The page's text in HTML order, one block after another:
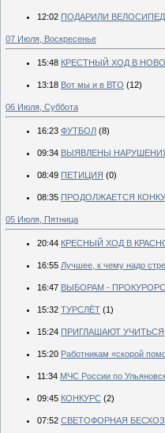
12:02 ПОДАРИЛИ ВЕЛОСИПЕД
07 Июля, Воскресенье
15:48 КРЕСТНЫЙ ХОД В
13:18 Вот мы и в ВТО (12)
06 Июля, Суббота
16:23 ФУТБОЛ (8)
09:34 ВЫЯВЛЕНЫ
08:49 ПЕТИЦИЯ (0)
08:35 ПРОДОЛЖАЕТСЯ
05 Июля, Пятница
20:44 КРЕСНЫЙ ХОД В
16:55 Лучшее, к чему надо
16:47 ВЫБОРАМ -
15:32 ТУРСЛЁТ (1)
15:24 ПРИГЛАШАЮТ УЧИТЬСЯ
15:20 Работникам «скорой
11:34 МЧС России по
09:45 КОНКУРС (2)
07:52 СВЕТОФОРНАЯ